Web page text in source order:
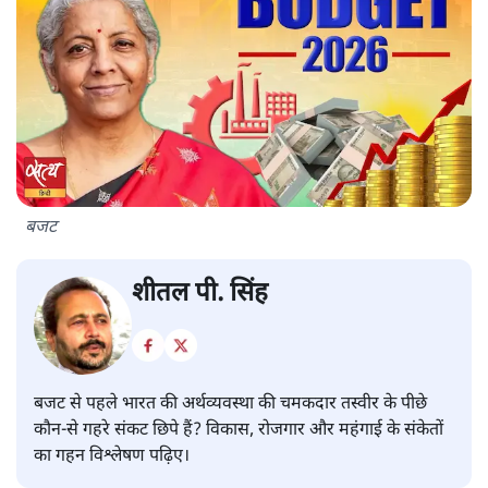
बजट
शीतल पी. सिंह
बजट से पहले भारत की अर्थव्यवस्था की चमकदार तस्वीर के पीछे
कौन-से गहरे संकट छिपे हैं? विकास, रोजगार और महंगाई के संकेतों
का गहन विश्लेषण पढ़िए।